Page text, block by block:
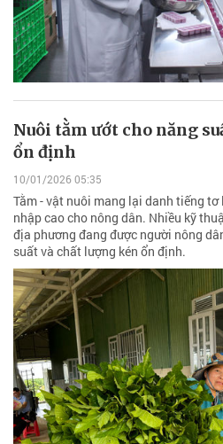
Nuôi tằm ướt cho năng
ổn định
10/01/2026 05:35
Tằm - vật nuôi mang lại danh tiếng tơ
nhập cao cho nông dân. Nhiều kỹ
địa phương đang được người nông
suất và chất lượng kén ổn định.